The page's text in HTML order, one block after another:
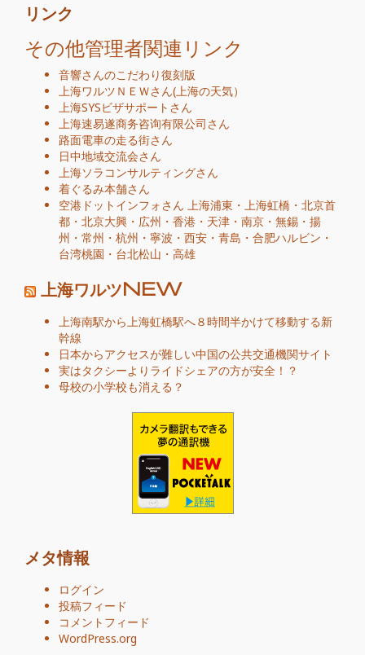
リンク
その他管理者関連リンク
音響さんのこだわり復刻版
上海ワルツＮＥＷさん(上海の天気）
上海SYSビザサポート さん
上海速易遂商务咨询有限公司さん
路面電車の走る街さん
日中地域交流会さん
上海ソラコンサルティングさん
着ぐるみ本舗さん
空港ドットインフォさん 上海浦東 ・ 上海虹橋 ・ 北京首
都 ・ 北京大興 ・ 広州 ・ 香港 ・ 天津 ・ 南京 ・ 無錫 ・ 揚
州 ・ 常州 ・ 杭州 ・ 寧波 ・ 西安 ・ 青島 ・ 合肥ハルビン ・
台湾桃園 ・ 台北松山 ・ 高雄
上海ワルツNEW
上海南駅から上海虹橋駅へ８時間半かけて移動する新
幹線
日本からアクセスが難しい中国の公共交通機関サイト
実はタクシーよりライドシェアの方が安全！？
母校の小学校も消える？
メタ情報
ログイン
投稿フィード
コメントフィード
WordPress.org